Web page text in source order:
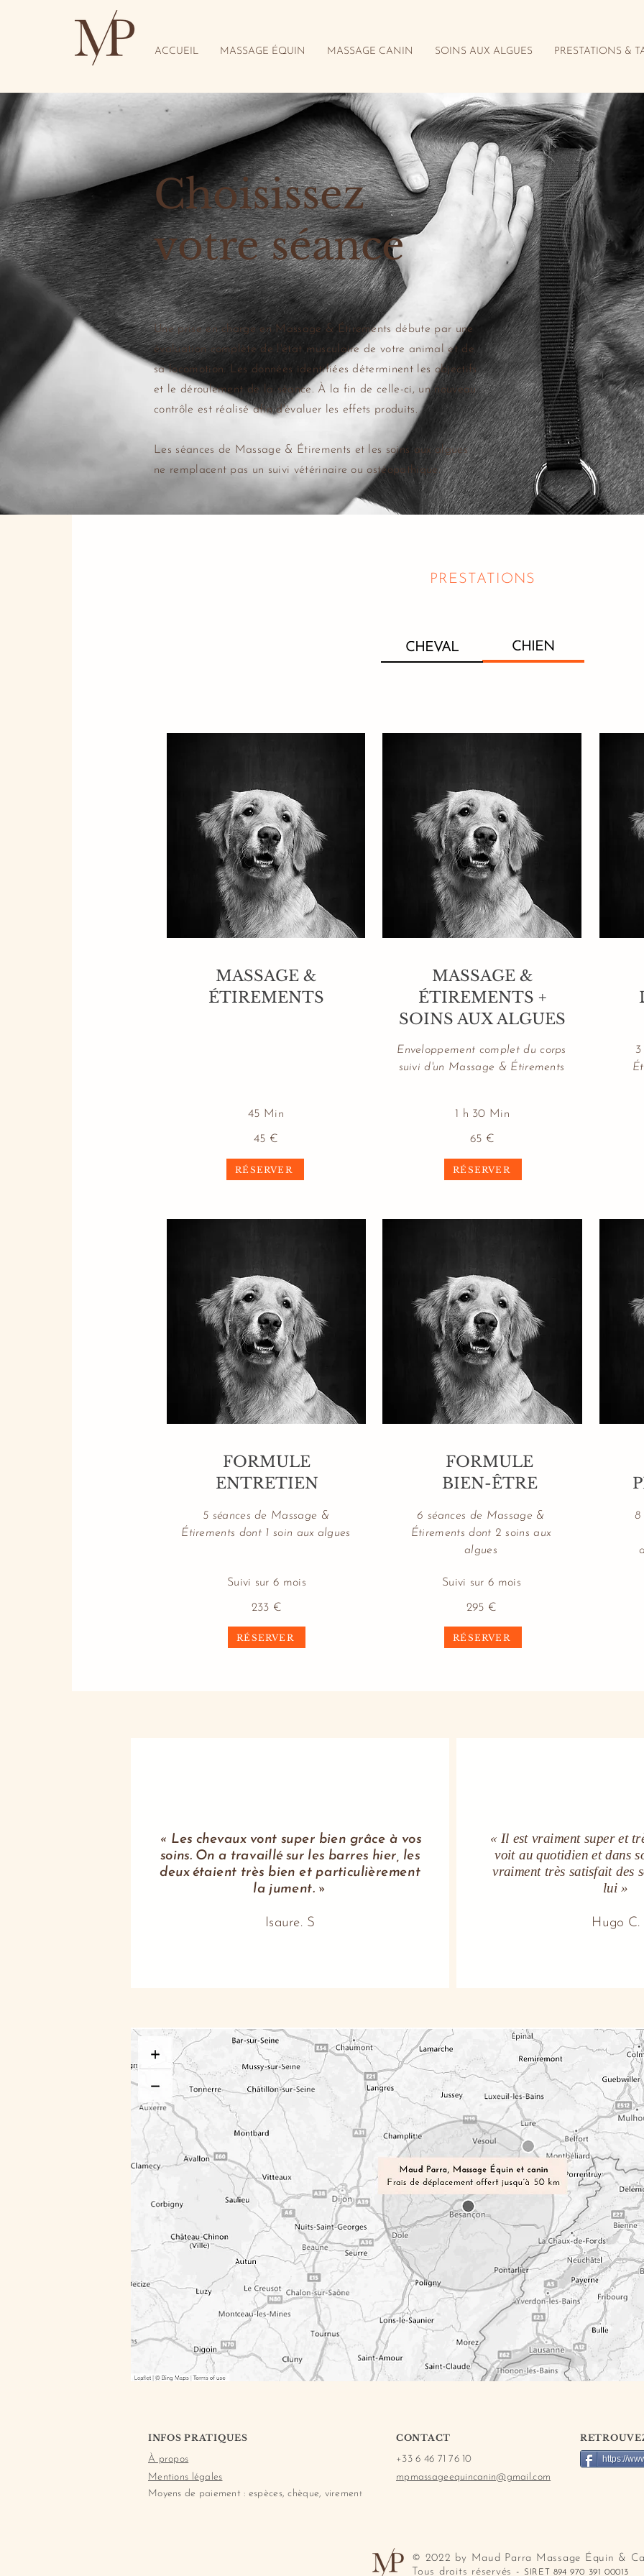
ACCUEIL MASSAGE ÉQUIN MASSAGE CANIN SOINS AUX ALGUES PRESTATIONS &
Choisissez
votre séance
Une prise en charge en Massage & Étirements débute par une
évaluation complète de l'état musculaire de votre animal et de
sa locomotion. Les données identifiées déterminent les objectifs
et le déroulement de la séance. À la fin de celle-ci, un nouveau
contrôle est réalisé afin d'évaluer les effets produits.
Les séances de Massage & Étirements et les soins aux algues
ne remplacent pas un suivi vétérinaire ou ostéopathique.
PRESTATIONS
CHIEN
CHEVAL
MASSAGE &
ÉTIREMENTS
45 Min
45 €
RÉSERVER
MASSAGE &
ÉTIREMENTS +
SOINS AUX ALGUES
Enveloppement complet du corps
suivi d'un Massage & Étirements
1 h 30 Min
65 €
RÉSERVER
3
FORMULE
ENTRETIEN
5 séances de Massage &
Étirements dont 1 soin aux algues
Suivi sur 6 mois
233 €
RÉSERVER
FORMULE
BIEN-ÊTRE
6 séances de Massage &
Étirements dont 2 soins aux
algues
Suivi sur 6 mois
295 €
RÉSERVER
8
« Les chevaux vont super bien grâce à vos
soins. On a travaillé sur les barres hier, les
deux étaient très bien et particulièrement
la jument. »
Isaure. S
« Il est vraiment super et
voit au quotidien et dans
vraiment très satisfait des
lui »
Hugo C.
INFOS PRATIQUES
CONTACT
À propos
Mentions légales
Moyens de paiement : espèces, chèque, virement
+33 6 46 71 76 10
mpmassageequincanin@gmail.com
https://
© 2022 by Maud Parra Massage Équin &
Tous droits réservés - SIRET 894 970 391 00013